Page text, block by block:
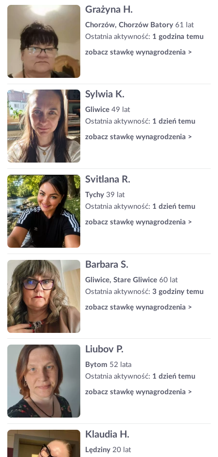
Grażyna H.
Chorzów, Chorzów Batory 61 lat
Ostatnia aktywność: 1 godzina temu
zobacz stawkę wynagrodzenia >
Sylwia K.
Gliwice 49 lat
Ostatnia aktywność: 1 dzień temu
zobacz stawkę wynagrodzenia >
Svitlana R.
Tychy 39 lat
Ostatnia aktywność: 1 dzień temu
zobacz stawkę wynagrodzenia >
Barbara S.
Gliwice, Stare Gliwice 60 lat
Ostatnia aktywność: 3 godziny temu
zobacz stawkę wynagrodzenia >
Liubov P.
Bytom 52 lata
Ostatnia aktywność: 1 dzień temu
zobacz stawkę wynagrodzenia >
Klaudia H.
Lędziny 20 lat